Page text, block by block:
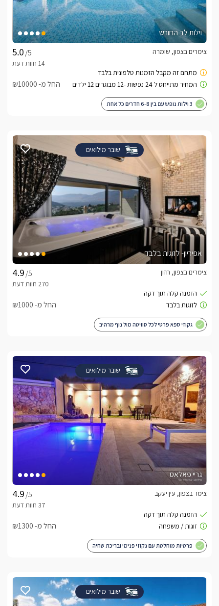
וילות לב החורש
/5
צימרים בצפון, שומרה
החל מ- ₪10000
3 וילות נופש עם בין 6-8 חדרים כל אחת
שובר מילואים
אפיריון- לזוגות בלבד
/5
צימרים בצפון, חזון
החל מ- ₪1000
גקוזי ספא פרטי לכל סוויטה מול נוף מרהיב
שובר מילואים
גריי פאלאס
/5
צימר בצפון, עין יעקב
החל מ- ₪1300
פרטיות מוחלטת עם גקוזי פנימי ובריכת שחיה
שובר מילואים